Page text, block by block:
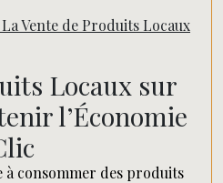
Vente de Produits Locaux
Locaux sur
l’Économie
à consommer des produits